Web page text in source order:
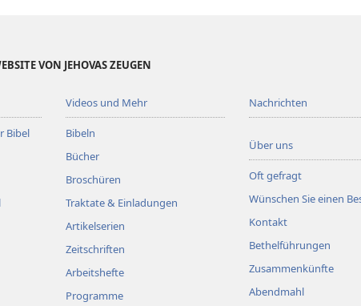
VON JEHOVAS ZEUGEN
Bibel
Videos und Mehr
Bibeln
Bücher
Broschüren
Traktate & Einladungen
Artikelserien
Zeitschriften
Arbeitshefte
Programme
Nachrichten
Über uns
Oft gefragt
Wünschen Sie einen
Kontakt
Bethelführungen
Zusammenkünfte
Abendmahl